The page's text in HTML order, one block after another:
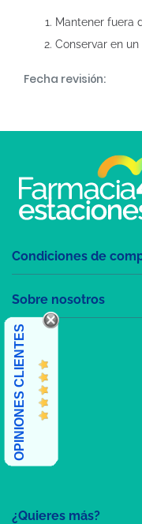
Mantener fuera
Conservar en
Fecha revisión:
¿Quieres más?
Condiciones de
Sobre nosotros
OPINIONES CLIENTES